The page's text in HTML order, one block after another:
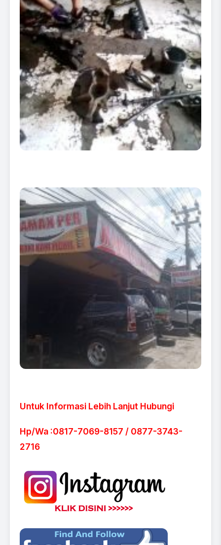
Untuk Informasi Lebih Lanjut Hubungi
Hp/Wa :0817-7069-8157 / 0877-3743-
2716